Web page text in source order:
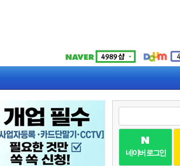
네이버 로그인